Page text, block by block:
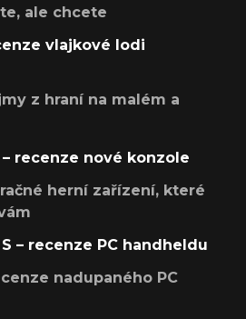
ale chcete
vlajkové lodi
z hraní na malém a
recenze nové konzole
herní zařízení, které
– recenze PC handheldu
nadupaného PC